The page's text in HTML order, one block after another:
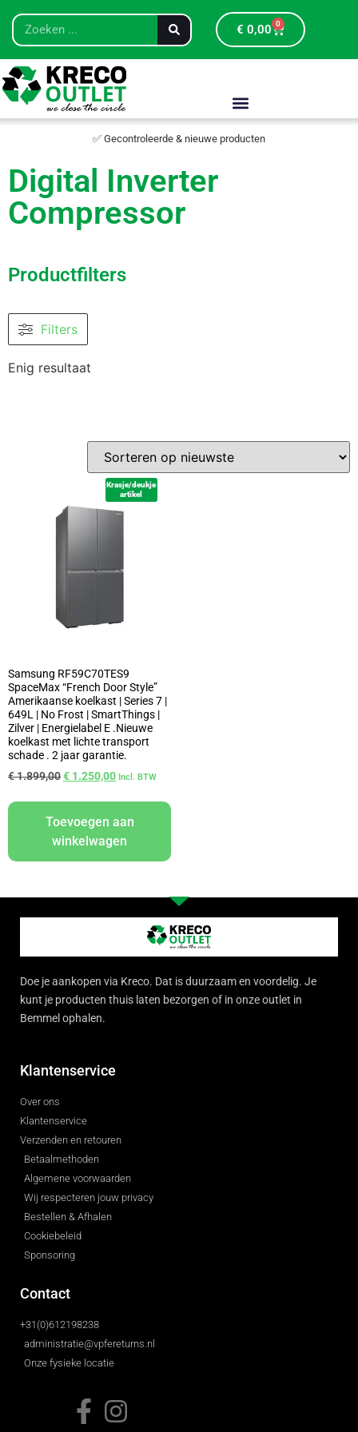
€ 0,00 0
✅ Gecontroleerde & nieuwe producten
Digital Inverter
Compressor
Productfilters
Filters
Enig resultaat
Krasje/deukje
artikel
Samsung RF59C70TES9
SpaceMax “French Door Style”
Amerikaanse koelkast | Series 7 |
649L | No Frost | SmartThings |
Zilver | Energielabel E .Nieuwe
koelkast met lichte transport
schade . 2 jaar garantie.
€1.899,00€ 1.250,00 Incl. BTW
Toevoegen aan
winkelwagen
Doe je aankopen via Kreco. Dat is duurzaam en voordelig. Je
kunt je producten thuis laten bezorgen of in onze outlet in
Bemmel ophalen.
Klantenservice
Over ons
Klantenservice
Verzenden en retouren
Betaalmethoden
Algemene voorwaarden
Wij respecteren jouw privacy
Bestellen & Afhalen
Cookiebeleid
Sponsoring
Contact
+31(0)612198238
administratie@vpfereturns.nl
Onze fysieke locatie